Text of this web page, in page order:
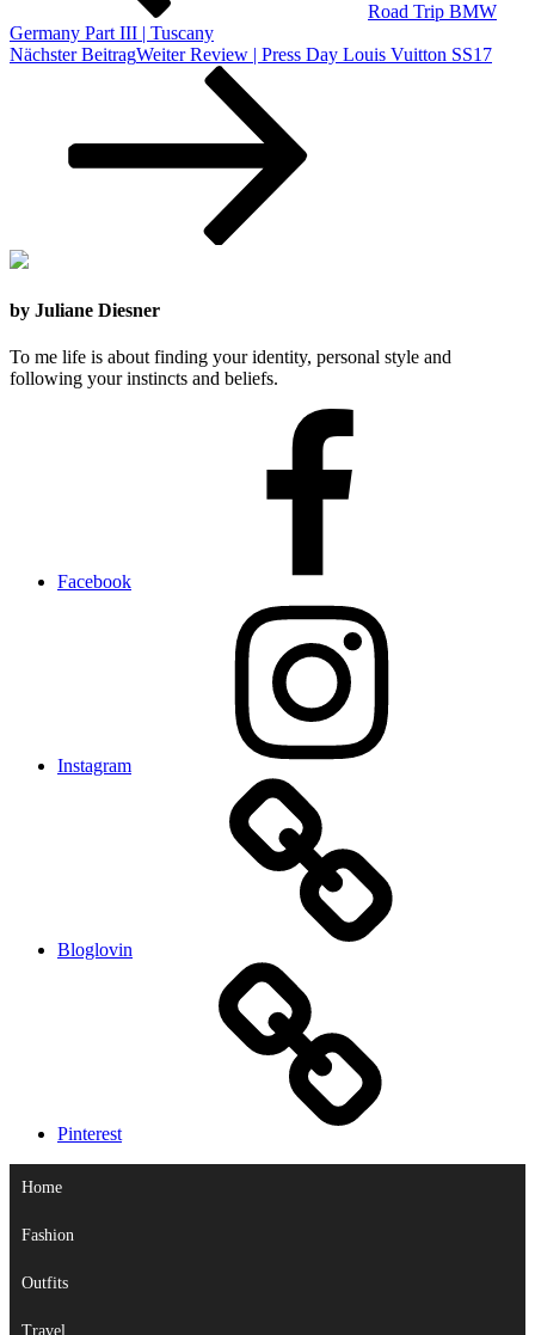
Road Trip BMW
Germany Part III | Tuscany
Nächster BeitragWeiter Review | Press Day Louis Vuitton SS17
by Juliane Diesner
To me life is about finding your identity, personal style and
following your instincts and beliefs.
Facebook
Instagram
Bloglovin
Pinterest
Home
Fashion
Outfits
Travel